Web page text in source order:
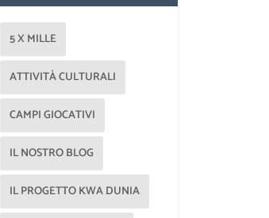
5 X MILLE
ATTIVITÀ CULTURALI
CAMPI GIOCATIVI
IL NOSTRO BLOG
IL PROGETTO KWA DUNIA